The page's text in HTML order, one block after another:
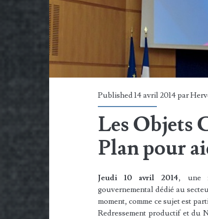
Published 14 avril 2014 par
Les Objets
Plan pour
Jeudi 10 avril 2014, une
gouvernemental dédié au
moment, comme ce sujet est
Redressement productif et du